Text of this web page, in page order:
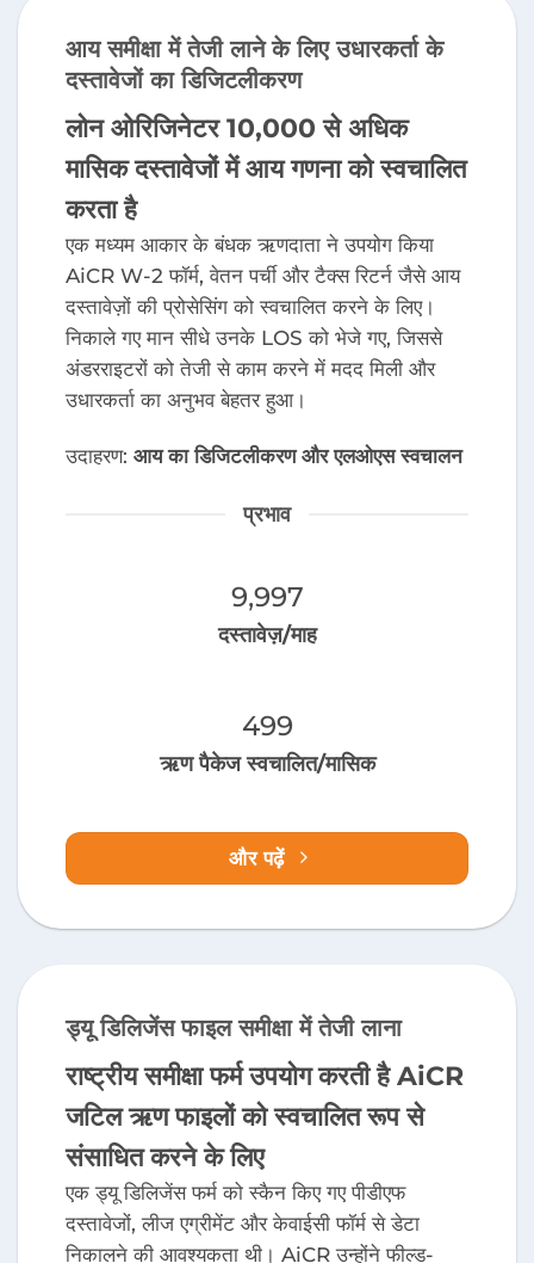
आय समीक्षा में तेजी लाने के लिए उधारकर्ता के
दस्तावेजों का डिजिटलीकरण
लोन ओरिजिनेटर 10,000 से अधिक
मासिक दस्तावेजों में आय गणना को स्वचालित
करता है
एक मध्यम आकार के बंधक ऋणदाता ने उपयोग किया
AiCR W-2 फॉर्म, वेतन पर्ची और टैक्स रिटर्न जैसे आय
दस्तावेज़ों की प्रोसेसिंग को स्वचालित करने के लिए।
निकाले गए मान सीधे उनके LOS को भेजे गए, जिससे
अंडरराइटरों को तेजी से काम करने में मदद मिली और
उधारकर्ता का अनुभव बेहतर हुआ।
उदाहरण: आय का डिजिटलीकरण और एलओएस स्वचालन
प्रभाव
10,000
दस्तावेज़/माह
500
ऋण पैकेज स्वचालित/मासिक
और पढ़ें
ड्यू डिलिजेंस फाइल समीक्षा में तेजी लाना
राष्ट्रीय समीक्षा फर्म उपयोग करती है AiCR
जटिल ऋण फाइलों को स्वचालित रूप से
संसाधित करने के लिए
एक ड्यू डिलिजेंस फर्म को स्कैन किए गए पीडीएफ
दस्तावेजों, लीज एग्रीमेंट और केवाईसी फॉर्म से डेटा
निकालने की आवश्यकता थी। AiCR उन्होंने फील्ड-